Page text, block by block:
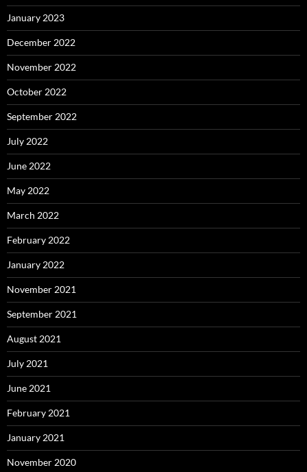
January 2023
December 2022
November 2022
October 2022
September 2022
July 2022
June 2022
May 2022
March 2022
February 2022
January 2022
November 2021
September 2021
August 2021
July 2021
June 2021
February 2021
January 2021
November 2020